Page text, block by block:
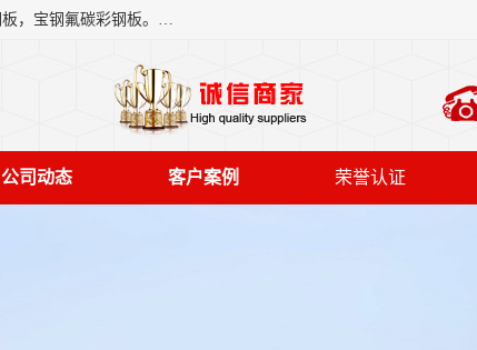
上海轩本实业有限公司主营产品：宝钢彩钢板、宝钢彩钢卷、宝钢彩涂板、宝钢彩涂卷、宝钢高耐候彩钢板，宝钢氟碳彩钢板。是一家集钢铁贸易，物流、加工为一体的产业全配套公司。
公司动态 客户案例 荣誉认证